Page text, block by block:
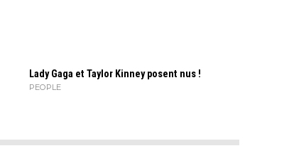
Lady Gaga et Taylor Kinney posent nus !
PEOPLE